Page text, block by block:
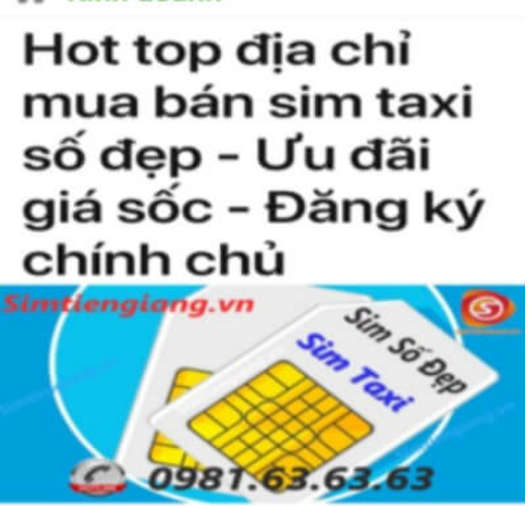
hiểu.
Tham khảo ngay:Danh Sách Sim Số Đẹp VIettel
Mua Sim Giảm Giá Có Phải Là
Sim Xấu?
Sim giảm giá Sim số đẹp giá rẻ
có thể là những sim siêu
vip nhưng đã lâu chưa tìm được người mua nên có
OFF để kích cầu mua sắm.
Trong mọi cuộc mua bán, người nhanh tay là người chiến
thắng. Sim số đẹp đôi khi cũng như vật giá leo thang ngày
hôm nay giá thấp nhưng ngày mai có thể tăng phi mã, số
tiền bạn dự định bỏ ra có thể nhanh chóng vượt khung trần.
Bạn cũng sẽ không có nhiều thời gian để do dự, bởi kho
sim giảm giá sẽ ngày càng cạn kiệt và đến khi đó dù sim số
xấu nhưng giá bán cao cũng là điều hết sức bình thường.